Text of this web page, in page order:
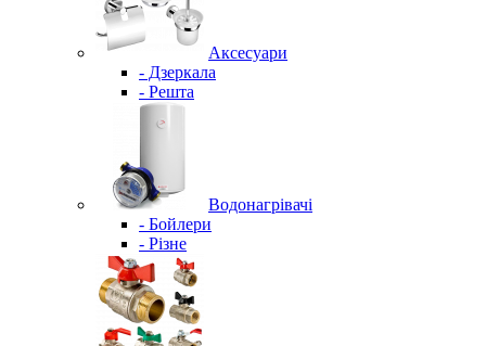
Аксесуари
- Дзеркала
- Решта
Водонагрівачі
- Бойлери
- Різне